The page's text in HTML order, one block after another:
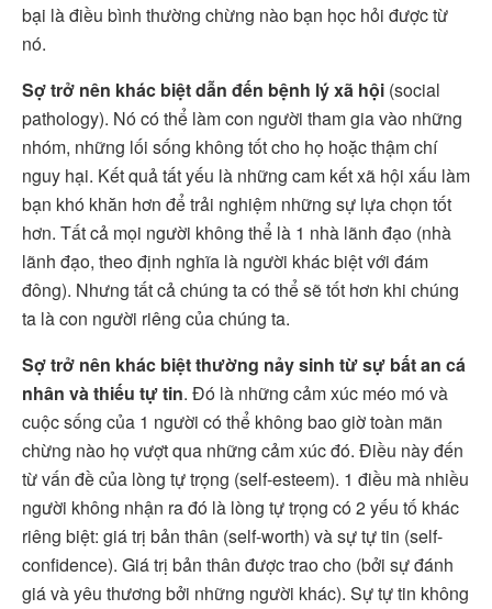
bại là điều bình thường chừng nào bạn học hỏi được từ
nó.
Sợ trở nên khác biệt dẫn đến bệnh lý xã hội (social
pathology). Nó có thể làm con người tham gia vào những
nhóm, những lối sống không tốt cho họ hoặc thậm chí
nguy hại. Kết quả tất yếu là những cam kết xã hội xấu làm
bạn khó khăn hơn để trải nghiệm những sự lựa chọn tốt
hơn. Tất cả mọi người không thể là 1 nhà lãnh đạo (nhà
lãnh đạo, theo định nghĩa là người khác biệt với đám
đông). Nhưng tất cả chúng ta có thể sẽ tốt hơn khi chúng
ta là con người riêng của chúng ta.
Sợ trở nên khác biệt thường nảy sinh từ sự bất an cá
nhân và thiếu tự tin. Đó là những cảm xúc méo mó và
cuộc sống của 1 người có thể không bao giờ toàn mãn
chừng nào họ vượt qua những cảm xúc đó. Điều này đến
từ vấn đề của lòng tự trọng (self-esteem). 1 điều mà nhiều
người không nhận ra đó là lòng tự trọng có 2 yếu tố khác
riêng biệt: giá trị bản thân (self-worth) và sự tự tin (self-
confidence). Giá trị bản thân được trao cho (bởi sự đánh
giá và yêu thương bởi những người khác). Sự tự tin không